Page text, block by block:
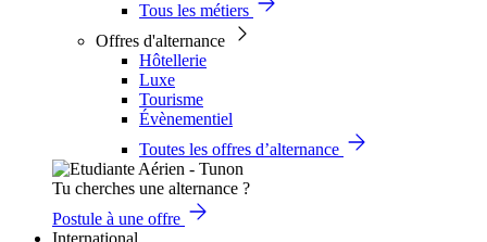
Tous les métiers
Offres d'alternance
Hôtellerie
Luxe
Tourisme
Évènementiel
Toutes les offres d’alternance
Tu cherches une alternance ?
Postule à une offre
International